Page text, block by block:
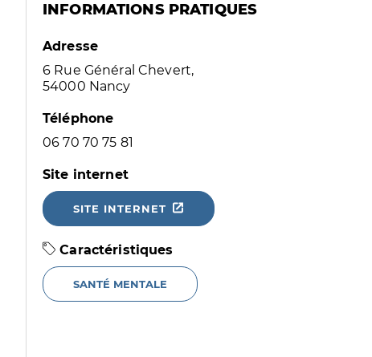
INFORMATIONS PRATIQUES
Adresse
6 Rue Général Chevert,
54000 Nancy
Téléphone
06 70 70 75 81
Site internet
SITE INTERNET
Caractéristiques
SANTÉ MENTALE